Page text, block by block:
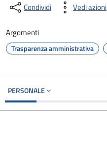
Condividi Vedi azioni
Argomenti
Trasparenza amministrativa
PERSONALE